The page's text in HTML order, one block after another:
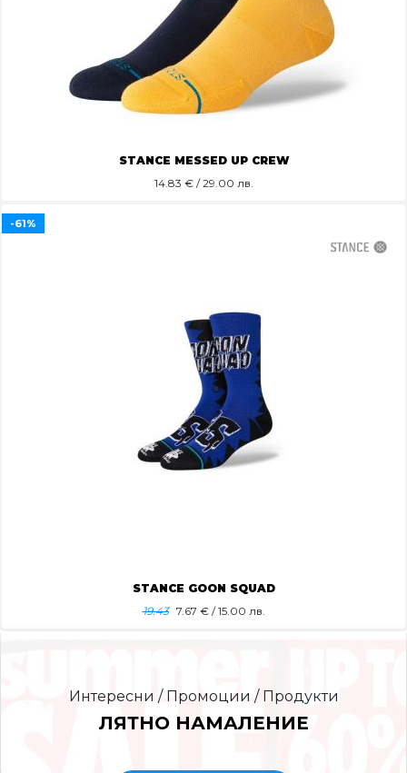
STANCE MESSED UP CREW
14.83 € / 29.00 лв.
STANCE GOON SQUAD
19.43 7.67 € / 15.00 лв.
-61%
Интересни / Промоции / Продукти
ЛЯТНО НАМАЛЕНИЕ